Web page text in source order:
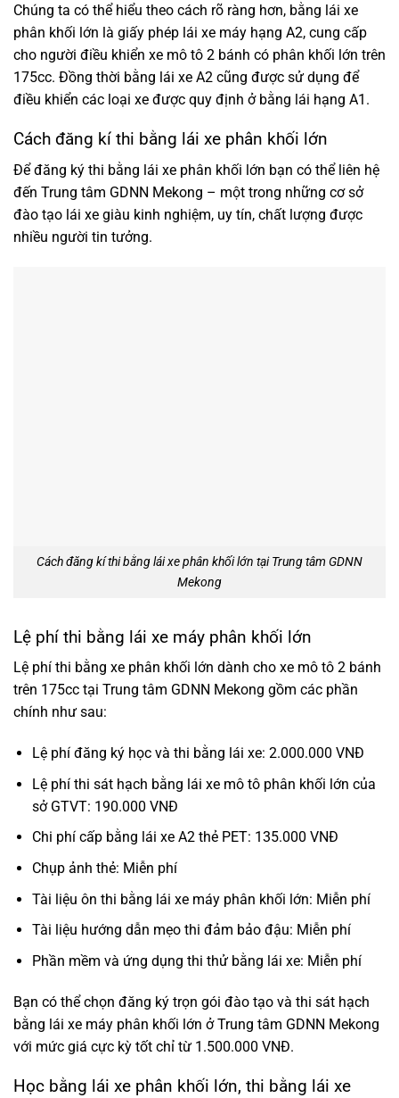
Chúng ta có thể hiểu theo cách rõ ràng hơn, bằng lái xe
phân khối lớn là giấy phép lái xe máy hạng A2, cung cấp
cho người điều khiển xe mô tô 2 bánh có phân khối lớn trên
175cc. Đồng thời bằng lái xe A2 cũng được sử dụng để
điều khiển các loại xe được quy định ở bằng lái hạng A1.
Cách đăng kí thi bằng lái xe phân khối lớn
Để đăng ký thi bằng lái xe phân khối lớn bạn có thể liên hệ
đến Trung tâm GDNN Mekong – một trong những cơ sở
đào tạo lái xe giàu kinh nghiệm, uy tín, chất lượng được
nhiều người tin tưởng.
Cách đăng kí thi bằng lái xe phân khối lớn tại Trung tâm GDNN
Mekong
Lệ phí thi bằng lái xe máy phân khối lớn
Lệ phí thi bằng xe phân khối lớn dành cho xe mô tô 2 bánh
trên 175cc tại Trung tâm GDNN Mekong gồm các phần
chính như sau:
Lệ phí đăng ký học và thi bằng lái xe: 2.000.000 VNĐ
Lệ phí thi sát hạch bằng lái xe mô tô phân khối lớn của
sở GTVT: 190.000 VNĐ
Chi phí cấp bằng lái xe A2 thẻ PET: 135.000 VNĐ
Chụp ảnh thẻ: Miễn phí
Tài liệu ôn thi bằng lái xe máy phân khối lớn: Miễn phí
Tài liệu hướng dẫn mẹo thi đảm bảo đậu: Miễn phí
Phần mềm và ứng dụng thi thử bằng lái xe: Miễn phí
Bạn có thể chọn đăng ký trọn gói đào tạo và thi sát hạch
bằng lái xe máy phân khối lớn ở Trung tâm GDNN Mekong
với mức giá cực kỳ tốt chỉ từ 1.500.000 VNĐ.
Học bằng lái xe phân khối lớn, thi bằng lái xe